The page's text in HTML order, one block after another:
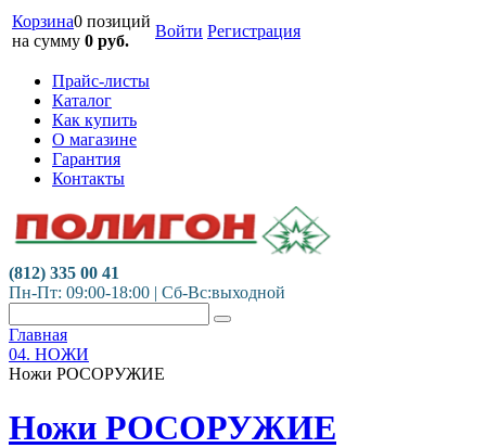
Корзина0 позиций
на сумму 0 руб.
Войти Регистрация
Прайс-листы
Каталог
Как купить
О магазине
Гарантия
Контакты
(812) 335 00 41
Пн-Пт: 09:00-18:00 | Сб-Вс:выходной
Главная
04. НОЖИ
Ножи РОСОРУЖИЕ
Ножи РОСОРУЖИЕ